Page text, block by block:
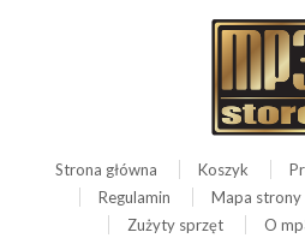
Strona główna Koszyk
Regulamin
Mapa strony
Zużyty sprzęt
O